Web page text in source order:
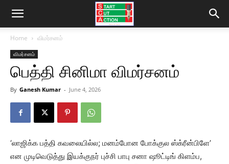
Home விமர்சனம்
விமர்சனம்
பெத்தி சினிமா விமர்சனம்
By Ganesh Kumar - June 4, 2026
‘லாஜிக்க பத்தி கவலையில்ல; மனம்போன போக்குல ஸ்க்ரீன்பிளே’
என முடிவெடுத்து இயக்குநர் புச்சி பாபு சனா ஷூட்டிங் கிளம்ப,